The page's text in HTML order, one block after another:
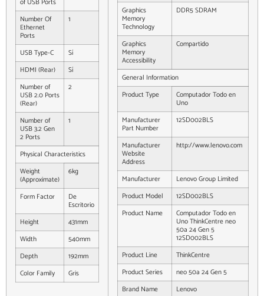
Number Of
Ethernet
Ports
1
USB Type-C
Sí
HDMI (Rear)
Sí
Number of
USB 2.0 Ports
(Rear)
2
Number of
USB 3.2 Gen
2 Ports
1
Physical Characteristics
Weight
(Approximate)
6kg
Form Factor De
Escritorio
Height
431mm
Width
540mm
Depth
192mm
Color Family
Gris
Graphics
Memory
Technology
DDR5 SDRAM
Graphics
Memory
Accessibility
Compartido
General Information
Product Type
Computador Todo en
Uno
Manufacturer
Part Number
12SD002BLS
Manufacturer
Website
Address
http://www.lenovo.com
Manufacturer
Lenovo Group Limited
Product Model
12SD002BLS
Product Name
Computador Todo en
Uno ThinkCentre neo
50a 24 Gen 5
12SD002BLS
Product Line
ThinkCentre
Product Series
neo 50a 24 Gen 5
Brand Name
Lenovo